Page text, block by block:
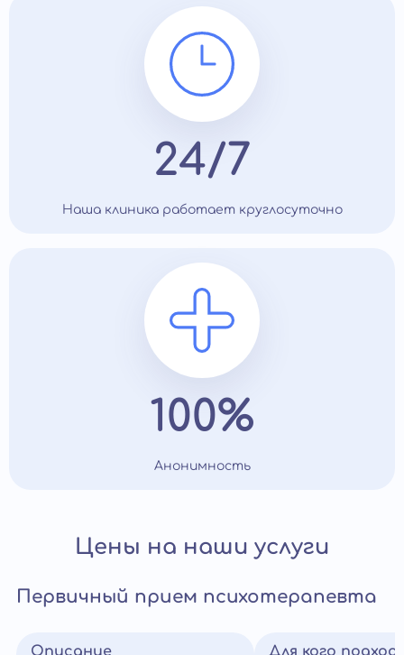
24/7
Наша клиника работает круглосуточно
100%
Анонимность
Цены на наши услуги
Первичный прием психотерапевта
Описание Для кого